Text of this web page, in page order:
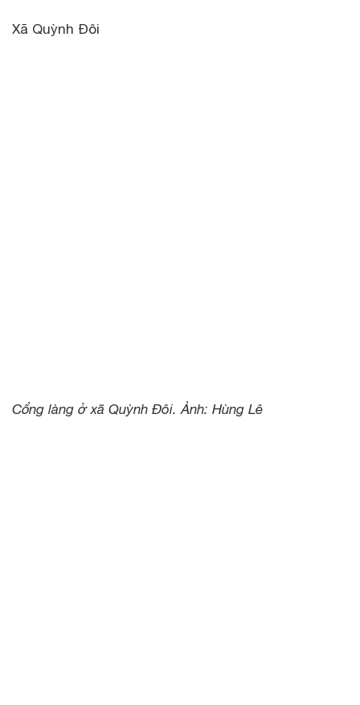
Xã Quỳnh Đôi
Cổng làng ở xã Quỳnh Đôi. Ảnh: Hùng Lê